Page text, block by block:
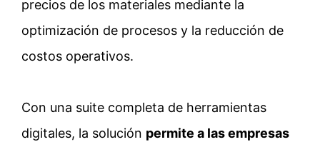
precios de los materiales mediante la
optimización de procesos y la reducción de
costos operativos.
Con una suite completa de herramientas
digitales, la solución permite a las empresas